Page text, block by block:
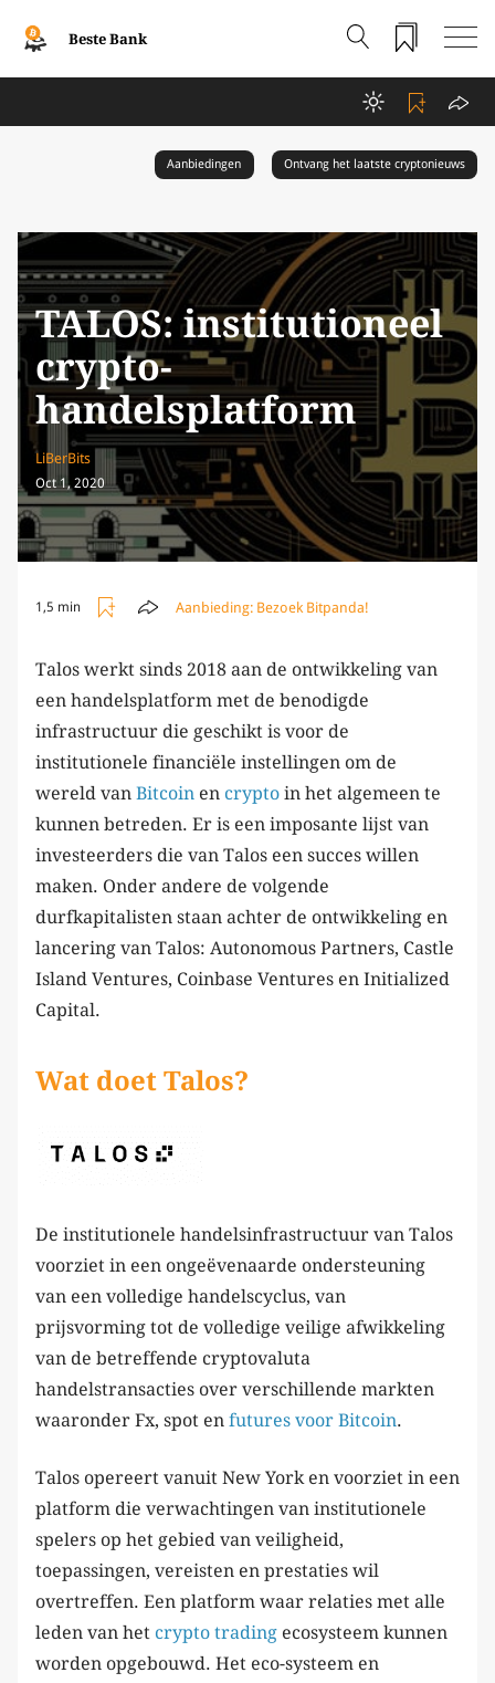
Beste Bank
Aanbiedingen Ontvang het laatste cryptonieuws
TALOS: institutioneel
crypto-
handelsplatform
LiBerBits
Oct 1, 2020
1,5 min Aanbieding: Bezoek Bitpanda!
Talos werkt sinds 2018 aan de ontwikkeling van
een handelsplatform met de benodigde
infrastructuur die geschikt is voor de
institutionele financiële instellingen om de
wereld van Bitcoin en crypto in het algemeen te
kunnen betreden. Er is een imposante lijst van
investeerders die van Talos een succes willen
maken. Onder andere de volgende
durfkapitalisten staan achter de ontwikkeling en
lancering van Talos: Autonomous Partners, Castle
Island Ventures, Coinbase Ventures en Initialized
Capital.
Wat doet Talos?
De institutionele handelsinfrastructuur van Talos
voorziet in een ongeëvenaarde ondersteuning
van een volledige handelscyclus, van
prijsvorming tot de volledige veilige afwikkeling
van de betreffende cryptovaluta
handelstransacties over verschillende markten
waaronder Fx, spot en futures voor Bitcoin.
Talos opereert vanuit New York en voorziet in een
platform die verwachtingen van institutionele
spelers op het gebied van veiligheid,
toepassingen, vereisten en prestaties wil
overtreffen. Een platform waar relaties met alle
leden van het crypto trading ecosysteem kunnen
worden opgebouwd. Het eco-systeem en